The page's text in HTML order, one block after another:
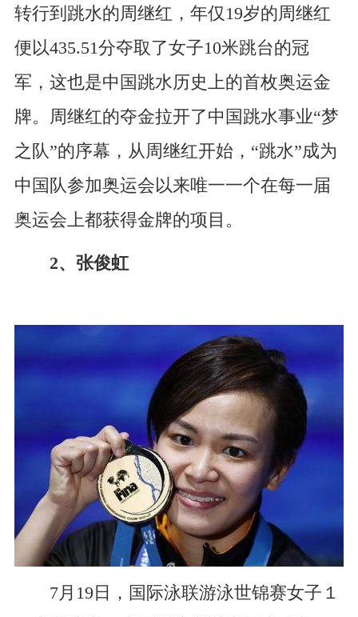
转行到跳水的周继红，年仅19岁的周继红
便以435.51分夺取了女子10米跳台的冠
军，这也是中国跳水历史上的首枚奥运金
牌。周继红的夺金拉开了中国跳水事业“梦
之队”的序幕，从周继红开始，“跳水”成为
中国队参加奥运会以来唯一一个在每一届
奥运会上都获得金牌的项目。
2、张俊虹
7月19日，国际泳联游泳世锦赛女子１